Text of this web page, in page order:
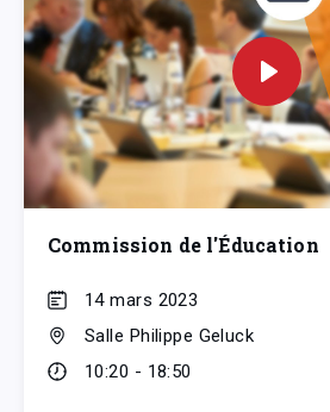
Commission de l'Éducation
14 mars 2023
Salle Philippe Geluck
10:20 - 18:50